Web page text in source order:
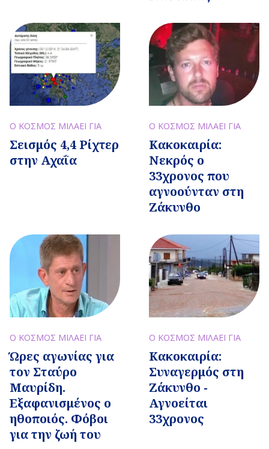
Ο ΚΟΣΜΟΣ ΜΙΛΑΕΙ ΓΙΑ
Σεισμός 4,4 Ρίχτερ
στην Αχαΐα
Ο ΚΟΣΜΟΣ ΜΙΛΑΕΙ ΓΙΑ
Κακοκαιρία:
Νεκρός ο
33χρονος που
αγνοούνταν στη
Ζάκυνθο
Ο ΚΟΣΜΟΣ ΜΙΛΑΕΙ ΓΙΑ
Ώρες αγωνίας για
τον Σταύρο
Μαυρίδη.
Εξαφανισμένος ο
ηθοποιός. Φόβοι
για την ζωή του
Ο ΚΟΣΜΟΣ ΜΙΛΑΕΙ ΓΙΑ
Κακοκαιρία:
Συναγερμός στη
Ζάκυνθο -
Αγνοείται
33χρονος